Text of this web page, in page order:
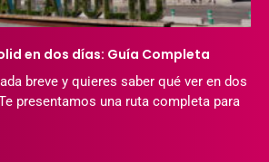
en dos días: Guía Completa
breve y quieres saber qué ver en dos
presentamos una ruta completa para